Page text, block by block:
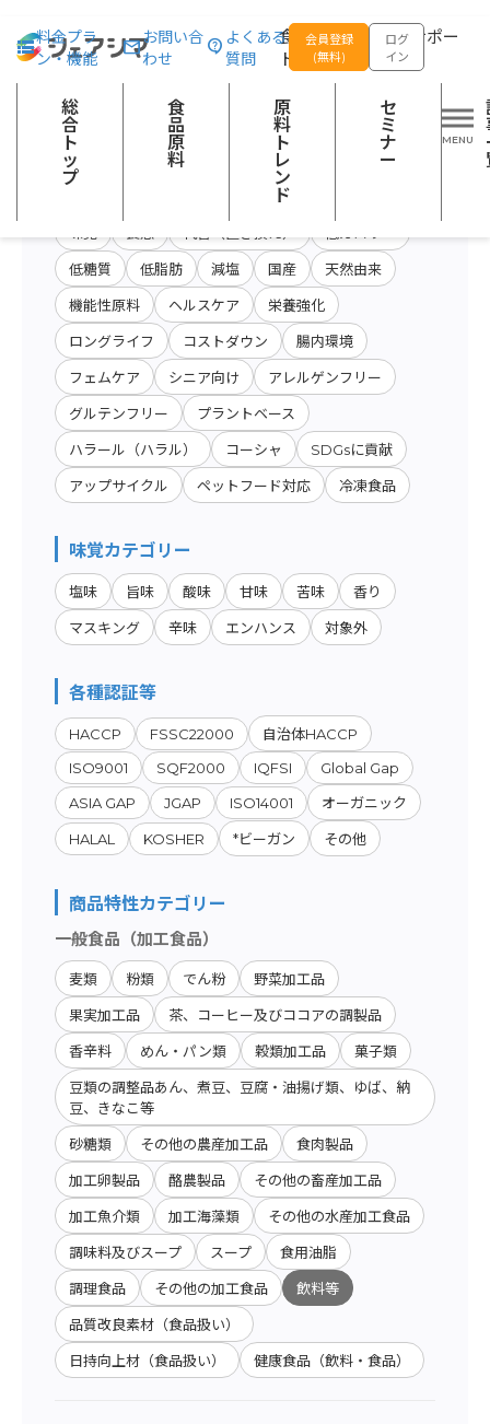
食品の企画開発をサポー
トする
料金プラ
ン・機能
お問い合
わせ
よくある
質問
会員登録
(無料)
ログ
イン
総
合
ト
ッ
プ
食
品
原
料
原
料
ト
レ
ン
ド
セ
ミ
ナ
ー
総合トップ 食品原料 商品特性カテゴリー：飲料等
原料・キーワード
会社名から検索
原料・絞り込み検
索
低糖質 低脂肪 減塩 国産 天然由来
機能性原料 ヘルスケア 栄養強化
ロングライフ コストダウン 腸内環境
フェムケア シニア向け アレルゲンフリー
グルテンフリー プラントベース
ハラール（ハラル） コーシャ SDGsに貢献
アップサイクル ペットフード対応 冷凍食品
味覚カテゴリー
塩味 旨味 酸味 甘味 苦味 香り
マスキング 辛味 エンハンス 対象外
各種認証等
HACCP FSSC22000
自治体HACCP
ISO9001
SQF2000 IQFSI
Global Gap
ASIA GAP
JGAP ISO14001 オーガニック
HALAL KOSHER *ビーガン その他
商品特性カテゴリー
一般食品（加工食品）
麦類 粉類 でん粉 野菜加工品
果実加工品 茶、コーヒー及びココアの調製品
香辛料 めん・パン類 穀類加工品 菓子類
豆類の調整品あん、煮豆、豆腐・油揚げ類、ゆば、納
豆、きなこ等
砂糖類 その他の農産加工品 食肉製品
加工卵製品 酪農製品 その他の畜産加工品
加工魚介類 加工海藻類 その他の水産加工食品
調味料及びスープ スープ 食用油脂
調理食品 その他の加工食品 飲料等
品質改良素材（食品扱い）
日持向上材（食品扱い） 健康食品（飲料・食品）